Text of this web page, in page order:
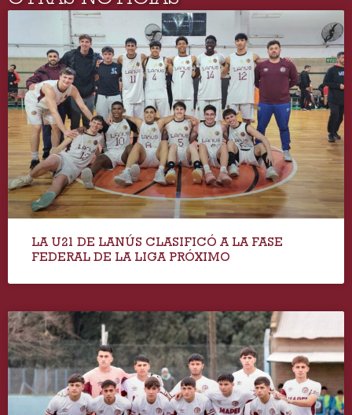
LA U21 DE LANÚS CLASIFICÓ A LA FASE
FEDERAL DE LA LIGA PRÓXIMO